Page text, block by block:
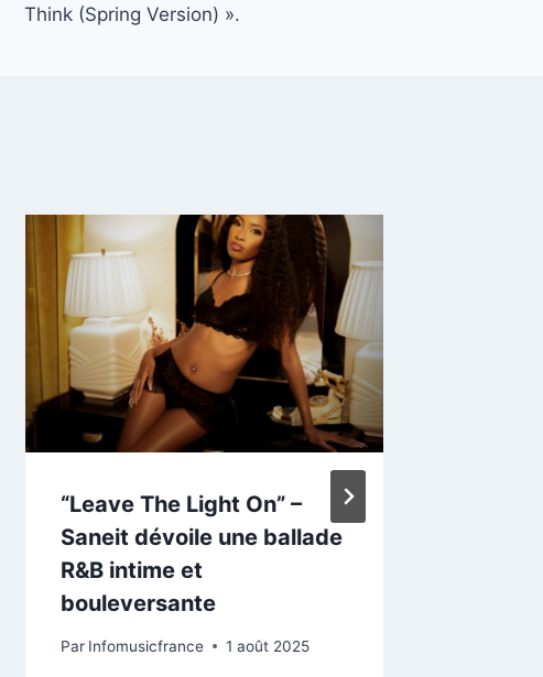
Think (Spring Version) ».
“Leave The Light On” –
Saneit dévoile une ballade
R&B intime et
bouleversante
Par Infomusicfrance 1 août 2025